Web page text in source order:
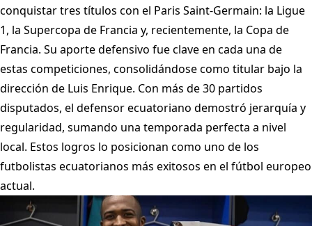
conquistar tres títulos con el Paris Saint-Germain: la Ligue
1, la Supercopa de Francia y, recientemente, la Copa de
Francia. Su aporte defensivo fue clave en cada una de
estas competiciones, consolidándose como titular bajo la
dirección de Luis Enrique. Con más de 30 partidos
disputados, el defensor ecuatoriano demostró jerarquía y
regularidad, sumando una temporada perfecta a nivel
local. Estos logros lo posicionan como uno de los
futbolistas ecuatorianos más exitosos en el fútbol europeo
actual.